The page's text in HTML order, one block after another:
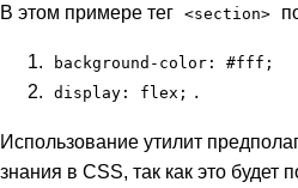
В этом примере тег <section>
background-color: #fff;
display: flex; .
Использование утилит
знания в CSS, так как это будет